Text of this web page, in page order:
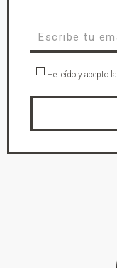
He leído y acepto la